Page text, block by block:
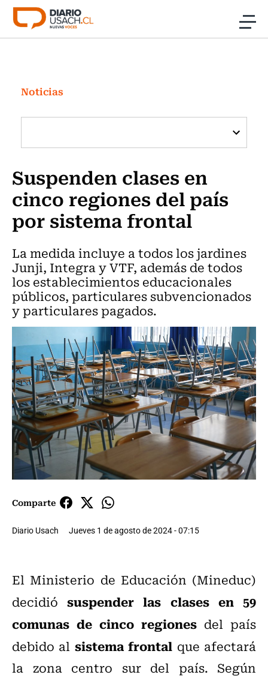
Click acá para ir directamente al contenido
Investigación
Cultura
Programas Radio y TV Usach
Noticias
Suspenden clases en
cinco regiones del país
por sistema frontal
La medida incluye a todos los jardines
Junji, Integra y VTF, además de todos
los establecimientos educacionales
públicos, particulares subvencionados
y particulares pagados.
Comparte
Diario Usach Jueves 1 de agosto de 2024 - 07:15
El Ministerio de Educación (Mineduc)
decidió suspender las clases en 59
comunas de cinco regiones del país
debido al sistema frontal que afectará
la zona centro sur del país. Según